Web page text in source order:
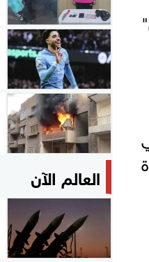
العالم الآن